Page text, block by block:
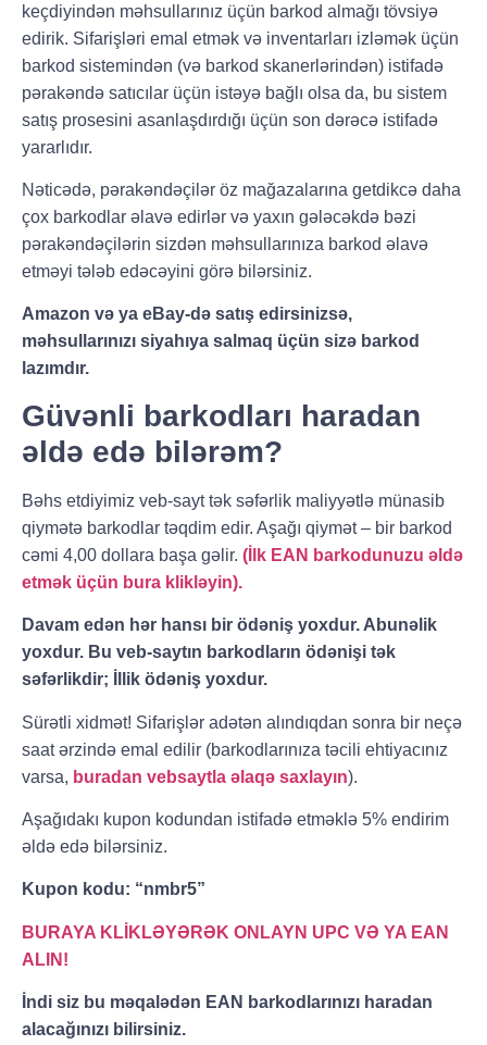
keçdiyindən məhsullarınız üçün barkod almağı tövsiyə
edirik. Sifarişləri emal etmək və inventarları izləmək üçün
barkod sistemindən (və barkod skanerlərindən) istifadə
pərakəndə satıcılar üçün istəyə bağlı olsa da, bu sistem
satış prosesini asanlaşdırdığı üçün son dərəcə istifadə
yararlıdır.
Nəticədə, pərakəndəçilər öz mağazalarına getdikcə daha
çox barkodlar əlavə edirlər və yaxın gələcəkdə bəzi
pərakəndəçilərin sizdən məhsullarınıza barkod əlavə
etməyi tələb edəcəyini görə bilərsiniz.
Amazon və ya eBay-də satış edirsinizsə,
məhsullarınızı siyahıya salmaq üçün sizə barkod
lazımdır.
Güvənli barkodları haradan
əldə edə bilərəm?
Bəhs etdiyimiz veb-sayt tək səfərlik maliyyətlə münasib
qiymətə barkodlar təqdim edir. Aşağı qiymət – bir barkod
cəmi 4,00 dollara başa gəlir. (İlk EAN barkodunuzu əldə
etmək üçün bura klikləyin).
Davam edən hər hansı bir ödəniş yoxdur. Abunəlik
yoxdur. Bu veb-saytın barkodların ödənişi tək
səfərlikdir; İllik ödəniş yoxdur.
Sürətli xidmət! Sifarişlər adətən alındıqdan sonra bir neçə
saat ərzində emal edilir (barkodlarınıza təcili ehtiyacınız
varsa, buradan vebsaytla əlaqə saxlayın).
Aşağıdakı kupon kodundan istifadə etməklə 5% endirim
əldə edə bilərsiniz.
Kupon kodu: “nmbr5”
BURAYA KLİKLƏYƏRƏK ONLAYN UPC VƏ YA EAN
ALIN!
İndi siz bu məqalədən EAN barkodlarınızı haradan
alacağınızı bilirsiniz.